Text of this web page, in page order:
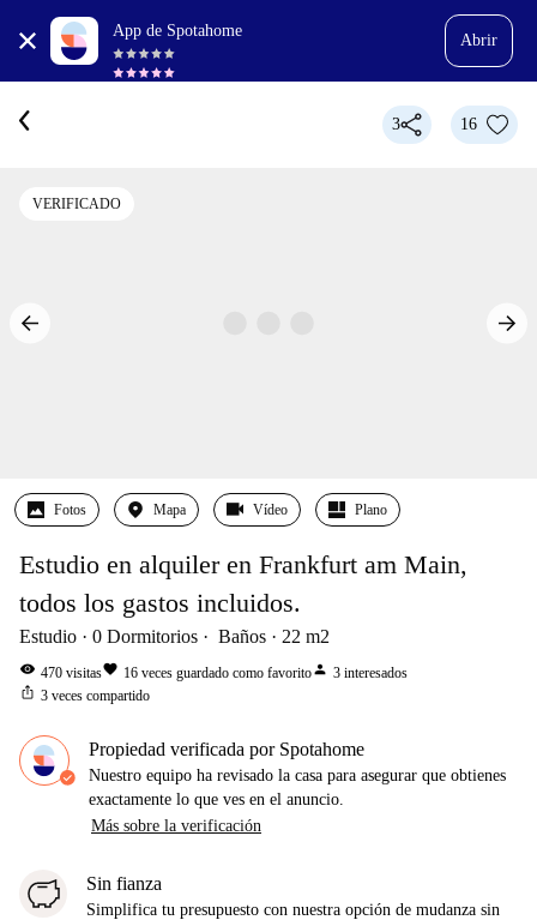
App de Spotahome
Abrir
3 16
VERIFICADO
Fotos Mapa Vídeo Plano
Estudio en alquiler en Frankfurt am Main,
todos los gastos incluidos.
Estudio 0 Dormitorios Baños 22 m2
visibility 470 visitasfavorite 16 veces guardado como favoritoperson 3 interesados
ios_share 3 veces compartido
Propiedad verificada por Spotahome
Nuestro equipo ha revisado la casa para asegurar que obtienes
exactamente lo que ves en el anuncio.
Más sobre la verificación
Sin fianza
Simplifica tu presupuesto con nuestra opción de mudanza sin